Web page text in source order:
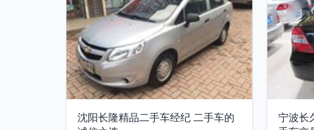
沈阳长隆精品二手车经纪 二手车的
宁波长